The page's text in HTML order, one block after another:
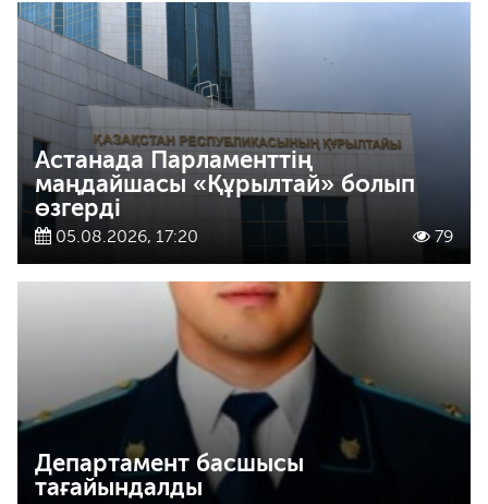
Астанада Парламенттің
маңдайшасы «Құрылтай» болып
өзгерді
05.08.2026, 17:20 79
Департамент басшысы
тағайындалды